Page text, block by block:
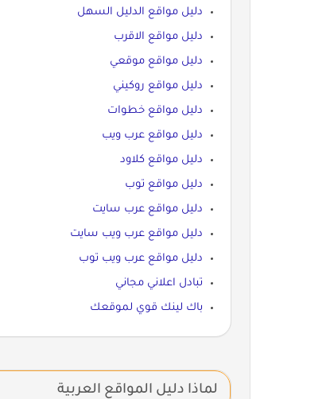
دليل مواقع الدليل السهل
دليل مواقع الاقرب
دليل مواقع موقعي
دليل مواقع روكيني
دليل مواقع خطوات
دليل مواقع عرب ويب
دليل مواقع كلاود
دليل مواقع توب
دليل مواقع عرب سايت
دليل مواقع عرب ويب سايت
دليل مواقع عرب ويب توب
تبادل اعلاني مجاني
باك لينك قوي لموقعك
لماذا دليل المواقع العربية